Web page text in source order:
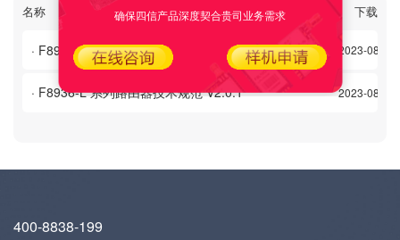
名称 日期 下载次数 下载
· F8926-L 系列路由器技术规范 V2.0.1 2023-08-16
· F8936-L 系列路由器技术规范 V2.0.1 2023-08-16
400-8838-199
确保四信产品深度契合贵司业务需求